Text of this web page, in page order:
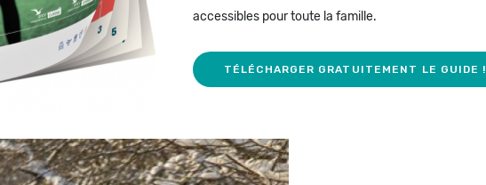
accessibles pour toute la famille.
TÉLÉCHARGER GRATUITEMENT LE GUIDE !